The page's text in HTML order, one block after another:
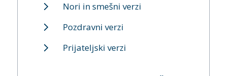
Nori in smešni verzi
Pozdravni verzi
Prijateljski verzi